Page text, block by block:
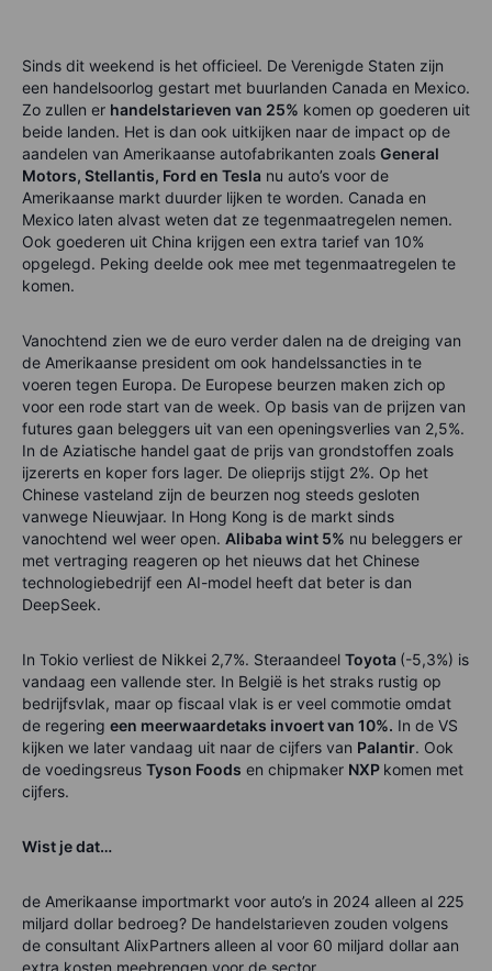
Sinds dit weekend is het officieel. De Verenigde Staten zijn
een handelsoorlog gestart met buurlanden Canada en Mexico.
Zo zullen er handelstarieven van 25% komen op goederen uit
beide landen. Het is dan ook uitkijken naar de impact op de
aandelen van Amerikaanse autofabrikanten zoals General
Motors, Stellantis, Ford en Tesla nu auto’s voor de
Amerikaanse markt duurder lijken te worden. Canada en
Mexico laten alvast weten dat ze tegenmaatregelen nemen.
Ook goederen uit China krijgen een extra tarief van 10%
opgelegd. Peking deelde ook mee met tegenmaatregelen te
komen.
Vanochtend zien we de euro verder dalen na de dreiging van
de Amerikaanse president om ook handelssancties in te
voeren tegen Europa. De Europese beurzen maken zich op
voor een rode start van de week. Op basis van de prijzen van
futures gaan beleggers uit van een openingsverlies van 2,5%.
In de Aziatische handel gaat de prijs van grondstoffen zoals
ijzererts en koper fors lager. De olieprijs stijgt 2%. Op het
Chinese vasteland zijn de beurzen nog steeds gesloten
vanwege Nieuwjaar. In Hong Kong is de markt sinds
vanochtend wel weer open. Alibaba wint 5% nu beleggers er
met vertraging reageren op het nieuws dat het Chinese
technologiebedrijf een AI-model heeft dat beter is dan
DeepSeek.
In Tokio verliest de Nikkei 2,7%. Steraandeel Toyota (-5,3%) is
vandaag een vallende ster. In België is het straks rustig op
bedrijfsvlak, maar op fiscaal vlak is er veel commotie omdat
de regering een meerwaardetaks invoert van 10%. In de VS
kijken we later vandaag uit naar de cijfers van Palantir. Ook
de voedingsreus Tyson Foods en chipmaker NXP komen met
cijfers.
Wist je dat…
de Amerikaanse importmarkt voor auto’s in 2024 alleen al 225
miljard dollar bedroeg? De handelstarieven zouden volgens
de consultant AlixPartners alleen al voor 60 miljard dollar aan